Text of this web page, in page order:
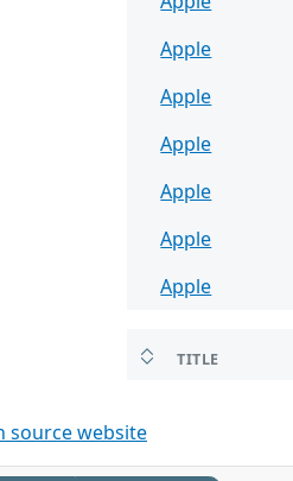
Apple
Apple
Apple
Apple
Apple
Apple
TITLE
source website